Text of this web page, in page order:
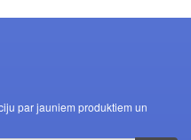
par jauniem produktiem un